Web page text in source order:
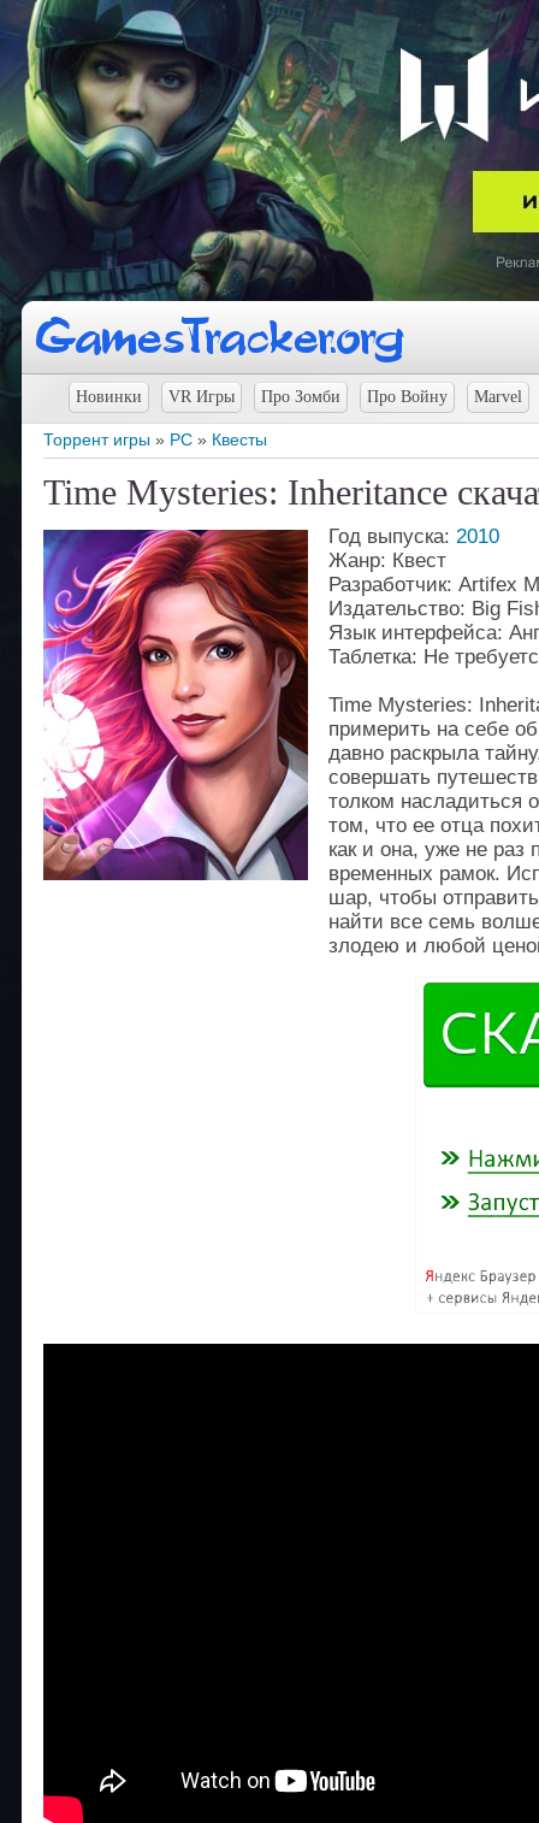
Новинки VR Игры Про Зомби Про Войну Marvel
Торрент игры » PC » Квесты
Time Mysteries: Inheritance
Год выпуска: 2010
Жанр: Квест
Разработчик: Artifex
Издательство: Big
Язык интерфейса:
Таблетка: Не
Time Mysteries:
примерить на себе
давно раскрыла
совершать
толком насладиться
том, что ее отца
как и она, уже не
временных рамок.
шар, чтобы
найти все семь
злодею и любой